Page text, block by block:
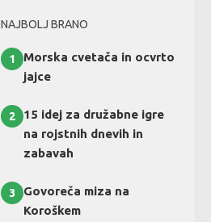
NAJBOLJ BRANO
1
Morska cvetača in ocvrto
jajce
2
15 idej za družabne igre
na rojstnih dnevih in
zabavah
3
Govoreča miza na
Koroškem